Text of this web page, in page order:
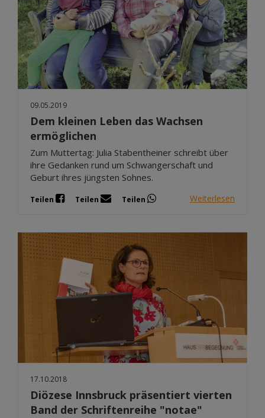
09.05.2019
Dem kleinen Leben das Wachsen
ermöglichen
Zum Muttertag: Julia Stabentheiner schreibt über
ihre Gedanken rund um Schwangerschaft und
Geburt ihres jüngsten Sohnes.
Teilen Teilen Teilen Weiterlesen
17.10.2018
Diözese Innsbruck präsentiert vierten
Band der Schriftenreihe "notae"